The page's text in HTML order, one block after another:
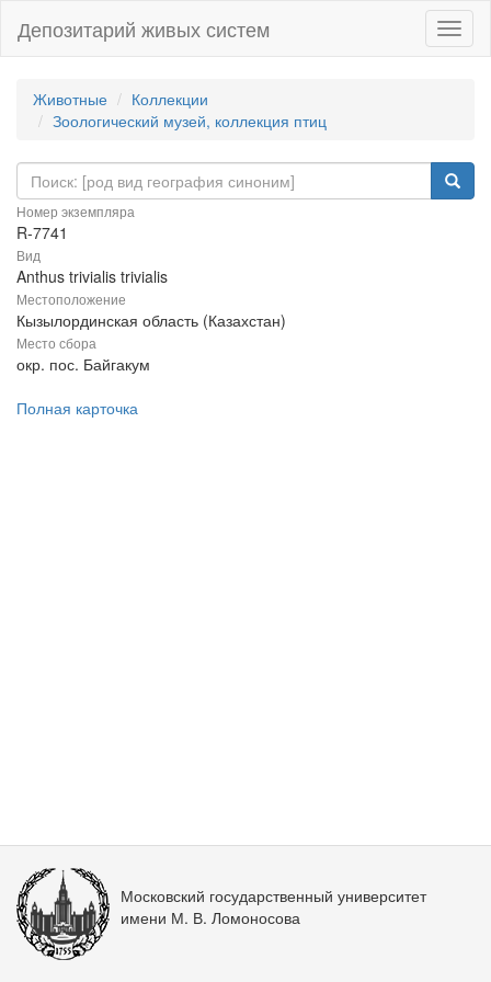
Депозитарий живых систем
Животные
Коллекции
Зоологический музей, коллекция птиц
Номер экземпляра
R-7741
Вид
Anthus trivialis trivialis
Местоположение
Кызылординская область (Казахстан)
Место сбора
окр. пос. Байгакум
Полная карточка
Московский государственный университет
имени М. В. Ломоносова